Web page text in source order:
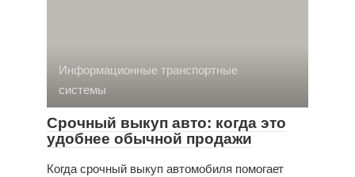
Информационные транспортные
системы
Срочный выкуп авто: когда это
удобнее обычной продажи
Когда срочный выкуп автомобиля помогает